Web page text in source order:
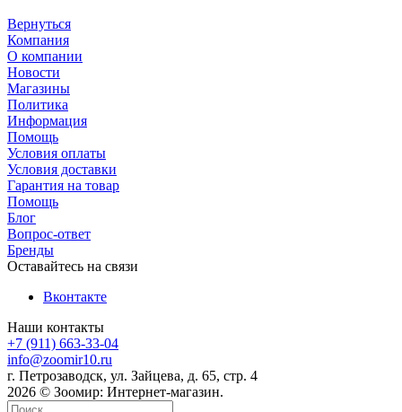
Вернуться
Компания
О компании
Новости
Магазины
Политика
Информация
Помощь
Условия оплаты
Условия доставки
Гарантия на товар
Помощь
Блог
Вопрос-ответ
Бренды
Оставайтесь на связи
Вконтакте
Наши контакты
+7 (911) 663-33-04
info@zoomir10.ru
г. Петрозаводск, ул. Зайцева, д. 65, стр. 4
2026 © Зоомир: Интернет-магазин.